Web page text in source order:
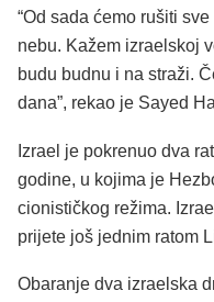
“Od sada ćemo rušiti
nebu. Kažem izraelskoj
budu budnu i na straži.
dana”, rekao je Sayed
Izrael je pokrenuo dva
godine, u kojima je
cionističkog režima.
prijete još jednim ratom
Obaranje dva izraelska